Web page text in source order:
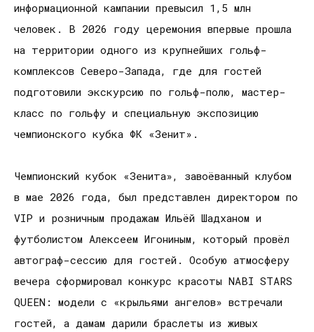
информационной кампании превысил 1,5 млн
человек. В 2026 году церемония впервые прошла
на территории одного из крупнейших гольф-
комплексов Северо-Запада, где для гостей
подготовили экскурсию по гольф-полю, мастер-
класс по гольфу и специальную экспозицию
чемпионского кубка ФК «Зенит».
Чемпионский кубок «Зенита», завоёванный клубом
в мае 2026 года, был представлен директором по
VIP и розничным продажам Ильёй Шадханом и
футболистом Алексеем Игониным, который провёл
автограф-сессию для гостей. Особую атмосферу
вечера сформировал конкурс красоты NABI STARS
QUEEN: модели с «крыльями ангелов» встречали
гостей, а дамам дарили браслеты из живых